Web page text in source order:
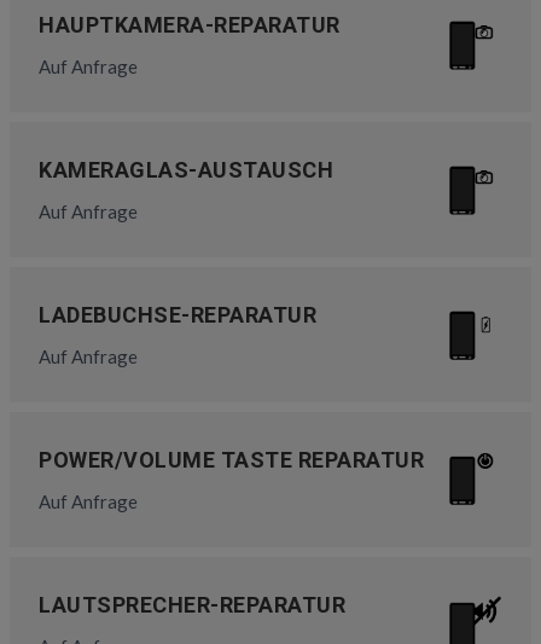
HAUPTKAMERA-REPARATUR
Auf Anfrage
KAMERAGLAS-AUSTAUSCH
Auf Anfrage
LADEBUCHSE-REPARATUR
Auf Anfrage
POWER/VOLUME TASTE REPARATUR
Auf Anfrage
LAUTSPRECHER-REPARATUR